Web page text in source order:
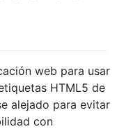
web para usar
HTML5 de
alejado para evitar
con